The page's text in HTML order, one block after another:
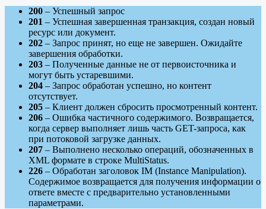
200 – Успешный запрос
201 – Успешная завершенная транзакция, создан новый
ресурс или документ.
202 – Запрос принят, но еще не завершен. Ожидайте
завершения обработки.
203 – Полученные данные не от первоисточника и
могут быть устаревшими.
204 – Запрос обработан успешно, но контент
отсутствует.
205 – Клиент должен сбросить просмотренный контент.
206 – Ошибка частичного содержимого. Возвращается,
когда сервер выполняет лишь часть GET-запроса, как
при потоковой загрузке данных.
207 – Выполнено несколько операций, обозначенных в
XML формате в строке MultiStatus.
226 – Обработан заголовок IM (Instance Manipulation).
Содержимое возвращается для получения информации о
ответе вместе с предварительно установленными
параметрами.